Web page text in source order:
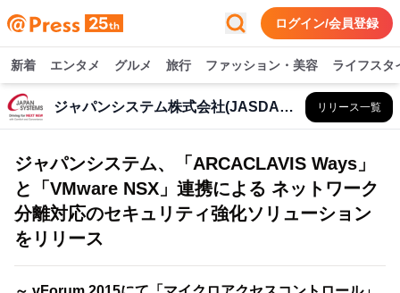
ログイン/会員登録
新着 エンタメ グルメ 旅行 ファッション・美容 ライフスタ
ジャパンシステム株式会社(JASDAQ・コード9758) リリース一覧
ジャパンシステム、「ARCACLAVIS Ways」
と「VMware NSX」連携による ネットワーク
分離対応のセキュリティ強化ソリューション
をリリース